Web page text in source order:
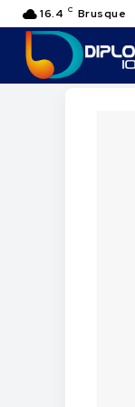
16.4 C Brusque